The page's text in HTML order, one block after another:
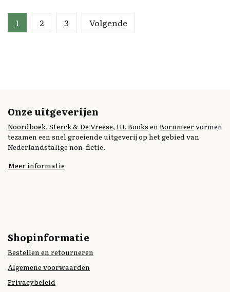
wie hen onderdak verleenden of hen voorzagen van
de benodigde kleding en voeding. Het afsluitende
1 2 3 Volgende
Onze uitgeverijen
Noordboek, Sterck & De Vreese, HL Books enBornmeervormen
tezamen een snel groeiende uitgeverij op het gebied van
Nederlandstalige non-fictie.
Meer informatie
Shopinformatie
Bestellen en retourneren
Algemene voorwaarden
Privacybeleid